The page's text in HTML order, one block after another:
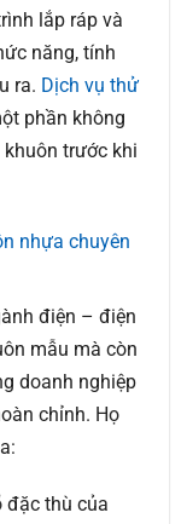
lắp ráp và
năng, tính
ra. Dịch vụ thử
phần không
trước khi
nhựa chuyên
điện – điện
mẫu mà còn
doanh nghiệp
chỉnh. Họ
đặc thù của